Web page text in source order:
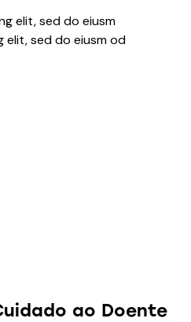
elit, sed do eiusm
sed do eiusm od
ao Doente